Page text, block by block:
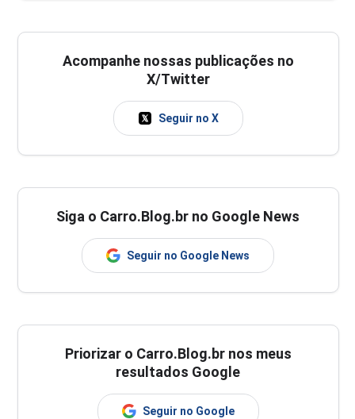
Acompanhe nossas publicações no
X/Twitter
Seguir no X
Siga o Carro.Blog.br no Google News
Seguir no Google News
Priorizar o Carro.Blog.br nos meus
resultados Google
Seguir no Google